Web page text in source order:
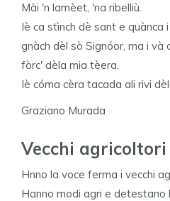
Mài 'n lamèet, 'na ribelliù.
Iè ca stìnch dè sant e quànca
gnàch dèl sò Signóor, ma i và
fòrc' dèla mia tèera.
Iè cóma cèra tacada ali rivi
Graziano Murada
Vecchi
Hnno la voce ferma i vecchi
Hanno modi agri e detestano